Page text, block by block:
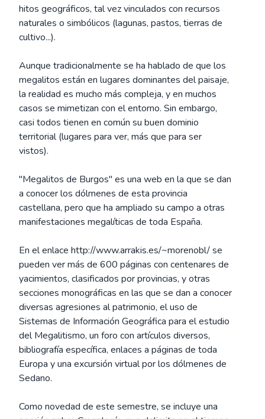
hitos geográficos, tal vez vinculados con recursos
naturales o simbólicos (lagunas, pastos, tierras de
cultivo...).
Aunque tradicionalmente se ha hablado de que los
megalitos están en lugares dominantes del paisaje,
la realidad es mucho más compleja, y en muchos
casos se mimetizan con el entorno. Sin embargo,
casi todos tienen en común su buen dominio
territorial (lugares para ver, más que para ser
vistos).
"Megalitos de Burgos" es una web en la que se dan
a conocer los dólmenes de esta provincia
castellana, pero que ha ampliado su campo a otras
manifestaciones megalíticas de toda España.
En el enlace http://www.arrakis.es/~morenobl/ se
pueden ver más de 600 páginas con centenares de
yacimientos, clasificados por provincias, y otras
secciones monográficas en las que se dan a conocer
diversas agresiones al patrimonio, el uso de
Sistemas de Información Geográfica para el estudio
del Megalitismo, un foro con artículos diversos,
bibliografía específica, enlaces a páginas de toda
Europa y una excursión virtual por los dólmenes de
Sedano.
Como novedad de este semestre, se incluye una